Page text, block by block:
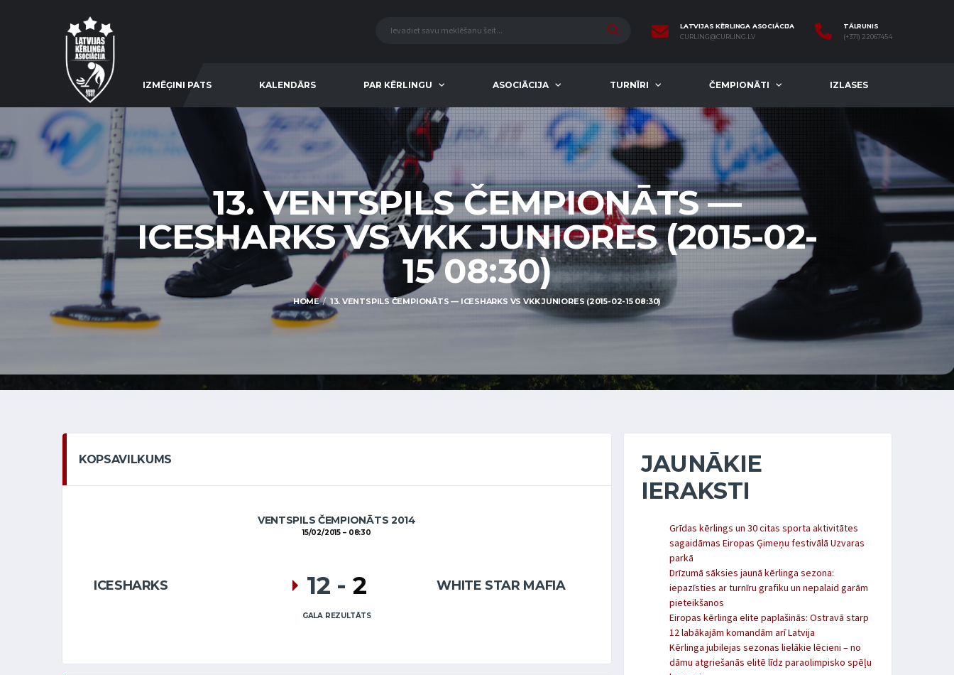
LATVIJAS KĒRLINGA ASOCIĀCIJA
CURLING@CURLING.LV
TĀLRUNIS
(+371) 22067454
IZMĒĢINI PATS KALENDĀRS PAR KĒRLINGU ASOCIĀCIJA TURNĪRI ČEMPIONĀTI IZLASES
13. VENTSPILS ČEMPIONĀTS —
ICESHARKS VS VKK JUNIORES (2015-02-
15 08:30)
HOME 13. VENTSPILS ČEMPIONĀTS — ICESHARKS VS VKK JUNIORES (2015-02-15 08:30)
KOPSAVILKUMS
VENTSPILS ČEMPIONĀTS 2014
15/02/2015 08:30
ICESHARKS WHITE STAR MAFIA
12 - 2
GALA REZULTĀTS
JAUNĀKIE
IERAKSTI
Grīdas kērlings un 30 citas sporta aktivitātes
sagaidāmas Eiropas Ģimeņu festivālā Uzvaras
parkā
Drīzumā sāksies jaunā kērlinga sezona:
iepazīsties ar turnīru grafiku un nepalaid garām
pieteikšanos
Eiropas kērlinga elite paplašinās: Ostravā starp
12 labākajām komandām arī Latvija
Kērlinga jubilejas sezonas lielākie lēcieni – no
dāmu atgriešanās elitē līdz paraolimpisko spēļu